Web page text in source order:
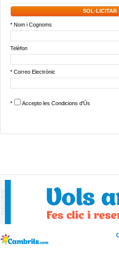
SOL·LICITAR
* Nom i Cognoms
Telèfon
* Correo Electrònic
* Accepto les Condicions d'Ús